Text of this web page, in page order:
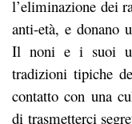
l’eliminazione dei
anti-età, e donano
Il noni e i suoi
tradizioni tipiche
contatto con una
di trasmetterci